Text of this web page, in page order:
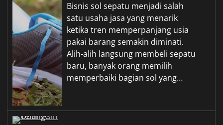
Bisnis sol sepatu menjadi salah
satu usaha jasa yang menarik
ketika tren memperpanjang usia
pakai barang semakin diminati.
Alih-alih langsung membeli sepatu
baru, banyak orang memilih
memperbaiki bagian sol yang…